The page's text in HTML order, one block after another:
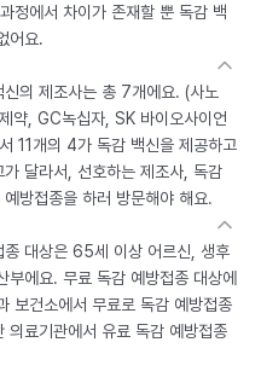
정에서 차이가 존재할 뿐 독감 백
어요.
의 제조사는 총 7개에요. (사노
약, GC녹십자, SK 바이오사이언
11개의 4가 독감 백신을 제공하고
달라서, 선호하는 제조사, 독감
방접종을 하러 방문해야 해요.
종 대상은 65세 이상 어르신, 생후
에요. 무료 독감 예방접종 대상에
보건소에서 무료로 독감 예방접종
의료기관에서 유료 독감 예방접종